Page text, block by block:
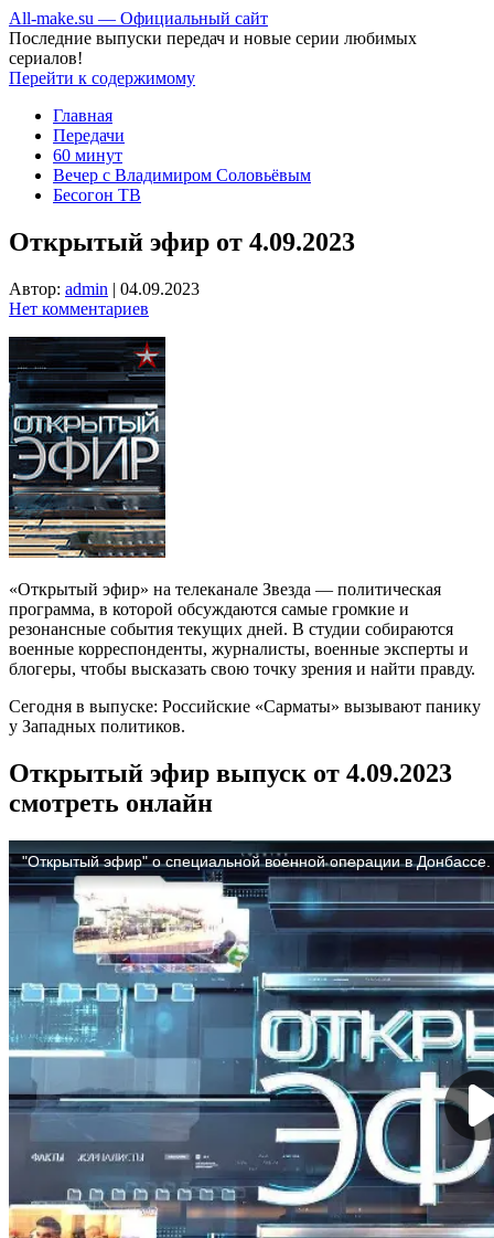
All-make.su — Официальный сайт
Последние выпуски передач и новые серии любимых
сериалов!
Перейти к содержимому
Главная
Передачи
60 минут
Вечер с Владимиром Соловьёвым
Бесогон ТВ
Открытый эфир от 4.09.2023
Автор: admin | 04.09.2023
Нет комментариев
«Открытый эфир» на телеканале Звезда — политическая
программа, в которой обсуждаются самые громкие и
резонансные события текущих дней. В студии собираются
военные корреспонденты, журналисты, военные эксперты и
блогеры, чтобы высказать свою точку зрения и найти правду.
Сегодня в выпуске: Российские «Сарматы» вызывают панику
у Западных политиков.
Открытый эфир выпуск от 4.09.2023
смотреть онлайн